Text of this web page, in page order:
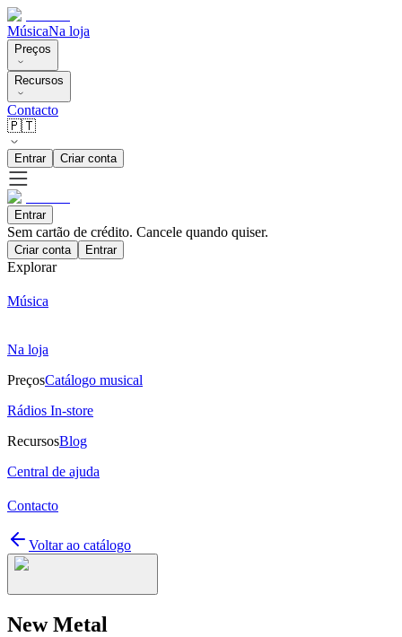
MúsicaNa loja
Preços
Recursos
Contacto
🇵🇹
Entrar Criar conta
Entrar
Sem cartão de crédito. Cancele quando quiser.
Criar conta Entrar
Explorar
Música
Na loja
PreçosCatálogo musical
Rádios In-store
RecursosBlog
Central de ajuda
Contacto
Voltar ao catálogo
New Metal